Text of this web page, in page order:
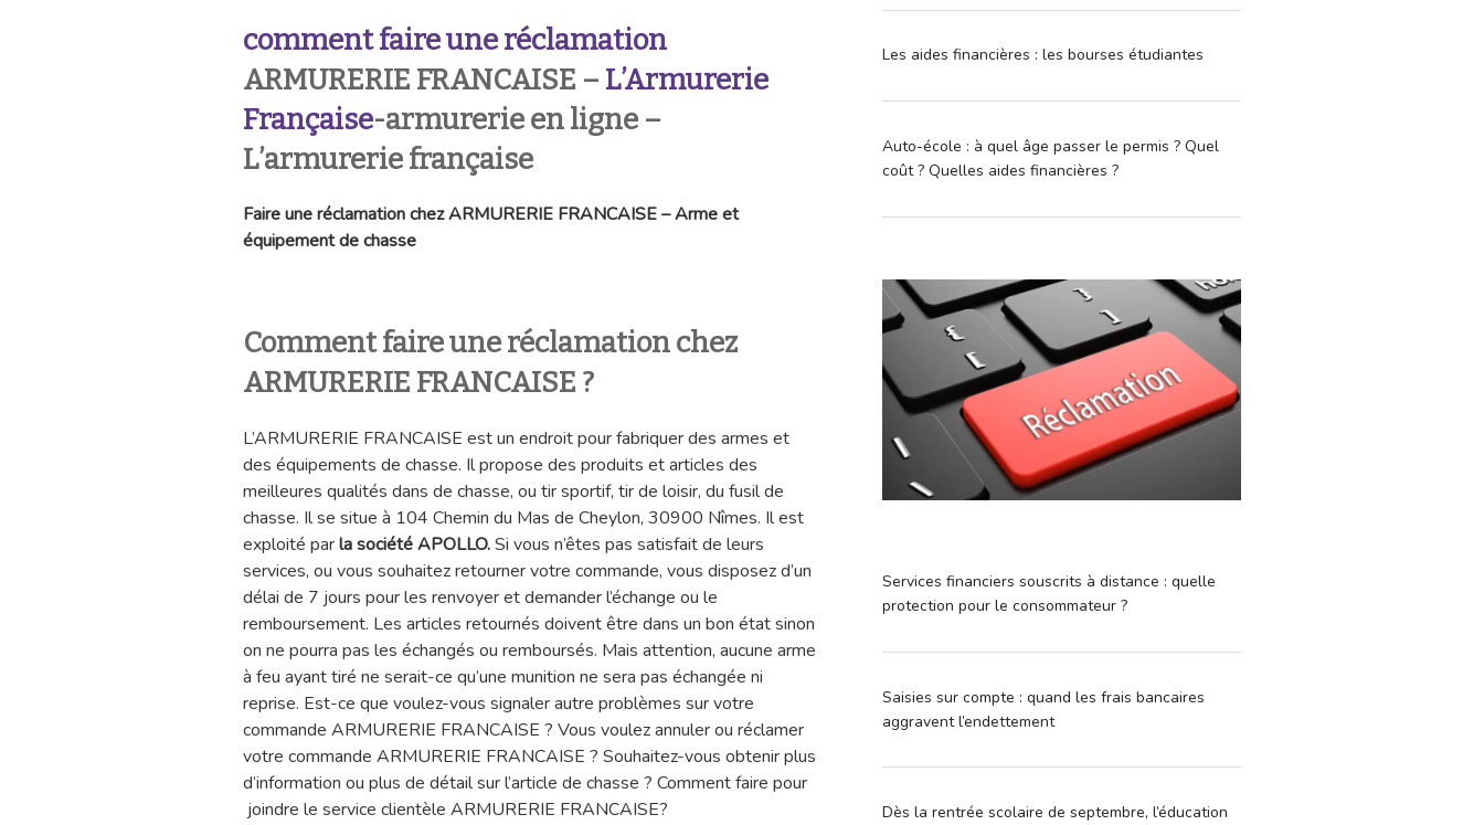
comment faire une réclamation
ARMURERIE FRANCAISE – L’Armurerie
Française-armurerie en ligne –
L’armurerie française
Faire une réclamation chez ARMURERIE FRANCAISE – Arme et
équipement de chasse
Comment faire une réclamation chez
ARMURERIE FRANCAISE ?
L’ARMURERIE FRANCAISE est un endroit pour fabriquer des armes et
des équipements de chasse. Il propose des produits et articles des
meilleures qualités dans de chasse, ou tir sportif, tir de loisir, du fusil de
chasse. Il se situe à 104 Chemin du Mas de Cheylon, 30900 Nîmes. Il est
exploité parla société APOLLO.Si vous n’êtes pas satisfait de leurs
services, ou vous souhaitez retourner votre commande, vous disposez d’un
délai de 7 jours pour les renvoyer et demander l’échange ou le
remboursement. Les articles retournés doivent être dans un bon état sinon
on ne pourra pas les échangés ou remboursés. Mais attention, aucune arme
à feu ayant tiré ne serait-ce qu’une munition ne sera pas échangée ni
reprise. Est-ce que voulez-vous signaler autre problèmes sur votre
commande ARMURERIE FRANCAISE ? Vous voulez annuler ou réclamer
votre commande ARMURERIE FRANCAISE ? Souhaitez-vous obtenir plus
d’information ou plus de détail sur l’article de chasse ? Comment faire pour
joindre le service clientèle ARMURERIE FRANCAISE?
Les aides financières : les bourses étudiantes
Auto-école : à quel âge passer le permis ? Quel
coût ? Quelles aides financières ?
Services financiers souscrits à distance : quelle
protection pour le consommateur ?
Saisies sur compte : quand les frais bancaires
aggravent l’endettement
Dès la rentrée scolaire de septembre, l’éducation